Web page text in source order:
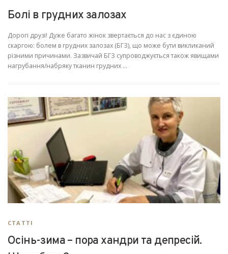
Болі в грудних залозах
Дорогі друзі! Дуже багато жінок звертається до нас з єдиною
скаргою: болем в грудних залозах (БГЗ), що може бути викликаний
різними причинами. Зазвичай БГЗ супроводжується також явищами
нагрубання/набряку тканин грудних …
СТАТТІ
Осінь-зима – пора хандри та депресій.